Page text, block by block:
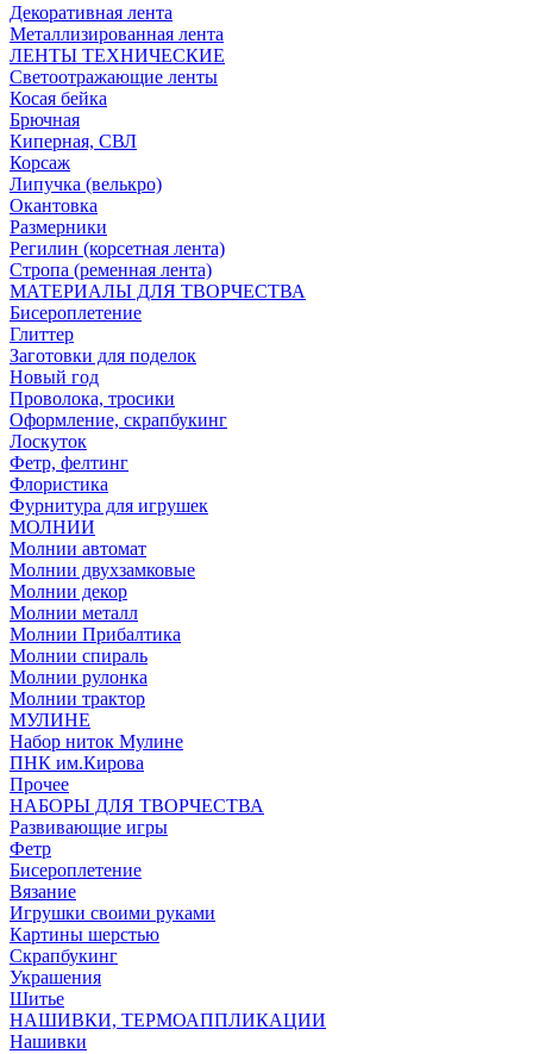
Декоративная лента
Металлизированная лента
ЛЕНТЫ ТЕХНИЧЕСКИЕ
Светоотражающие ленты
Косая бейка
Брючная
Киперная, СВЛ
Корсаж
Липучка (велькро)
Окантовка
Размерники
Регилин (корсетная лента)
Стропа (ременная лента)
МАТЕРИАЛЫ ДЛЯ ТВОРЧЕСТВА
Бисероплетение
Глиттер
Заготовки для поделок
Новый год
Проволока, тросики
Оформление, скрапбукинг
Лоскуток
Фетр, фелтинг
Флористика
Фурнитура для игрушек
МОЛНИИ
Молнии автомат
Молнии двухзамковые
Молнии декор
Молнии металл
Молнии Прибалтика
Молнии спираль
Молнии рулонка
Молнии трактор
МУЛИНЕ
Набор ниток Мулине
ПНК им.Кирова
Прочее
НАБОРЫ ДЛЯ ТВОРЧЕСТВА
Развивающие игры
Фетр
Бисероплетение
Вязание
Игрушки своими руками
Картины шерстью
Скрапбукинг
Украшения
Шитье
НАШИВКИ, ТЕРМОАППЛИКАЦИИ
Нашивки